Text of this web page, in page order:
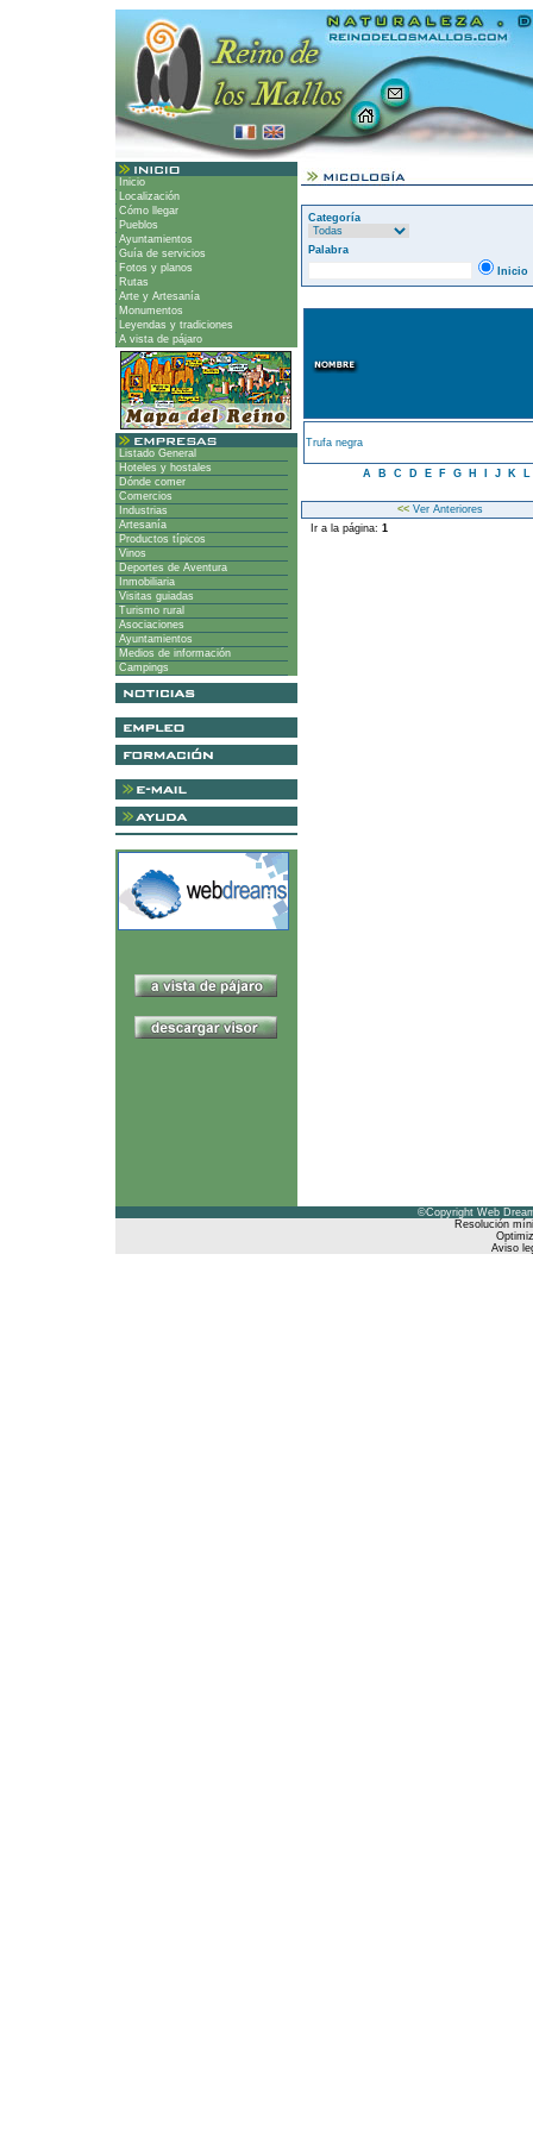
Inicio
Localización
Cómo llegar
Pueblos
Ayuntamientos
Guía de servicios
Fotos y planos
Rutas
Arte y Artesanía
Monumentos
Leyendas y tradiciones
A vista de pájaro
Listado General
Hoteles y hostales
Dónde comer
Comercios
Industrias
Artesanía
Productos típicos
Vinos
Deportes de Aventura
Inmobiliaria
Visitas guiadas
Turismo rural
Asociaciones
Ayuntamientos
Medios de información
Campings
Categoría
Palabra
Inicio
Trufa negra
A B C D E F G H J K L
<<Ver Anteriores
Ir a la página: 1
©Copyright Web
Resolución
Aviso